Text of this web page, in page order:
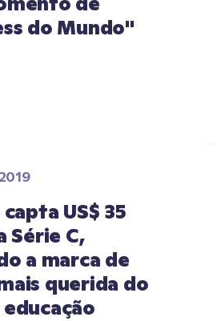
do Mundo"
US$ 35
Série C,
a marca de
querida do